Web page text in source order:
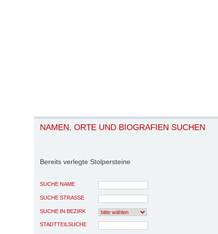
NAMEN, ORTE UND BIOGRAFIEN SUCHEN
Bereits verlegte Stolpersteine
SUCHE NAME
SUCHE STRASSE
SUCHE IN BEZIRK
STADTTEILSUCHE